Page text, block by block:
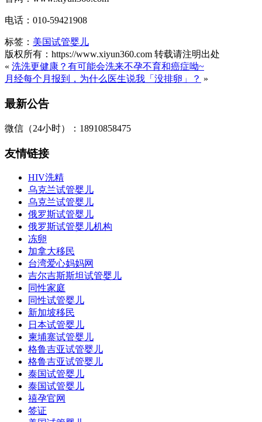
电话：010-59421908
标签： 美国试管婴儿
版权所有：https://www.xiyun360.com 转载请注明出处
« 洗洗更健康？有可能会洗来不孕不育和癌症呦~
月经每个月报到，为什么医生说我「没排卵」？ »
最新公告
微信（24小时）：18910858475
友情链接
HIV洗精
乌克兰试管婴儿
乌克兰试管婴儿
俄罗斯试管婴儿
俄罗斯试管婴儿机构
冻卵
加拿大移民
台湾爱心妈妈网
吉尔吉斯斯坦试管婴儿
同性家庭
同性试管婴儿
新加坡移民
日本试管婴儿
柬埔寨试管婴儿
格鲁吉亚试管婴儿
格鲁吉亚试管婴儿
泰国试管婴儿
泰国试管婴儿
禧孕官网
签证